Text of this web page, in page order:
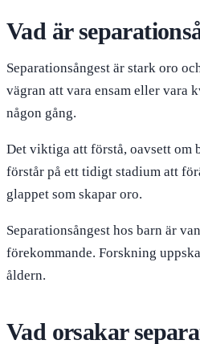
Vad är
Separationsångest är stark oro
vägran att vara ensam eller vara
någon gång.
Det viktiga att förstå, oavsett om
förstår på ett tidigt stadium att
glappet som skapar oro.
Separationsångest hos barn är
förekommande. Forskning
åldern.
Vad orsakar